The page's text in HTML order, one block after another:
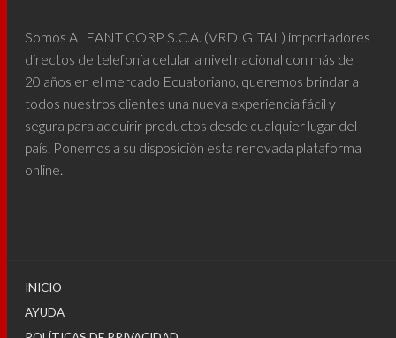
Somos ALEANT CORP S.C.A. (VRDIGITAL) importadores
directos de telefonía celular a nivel nacional con más de
20 años en el mercado Ecuatoriano, queremos brindar a
todos nuestros clientes una nueva experiencia fácil y
segura para adquirir productos desde cualquier lugar del
país. Ponemos a su disposición esta renovada plataforma
online.
INICIO
AYUDA